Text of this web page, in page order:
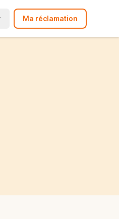
Ma réclamation